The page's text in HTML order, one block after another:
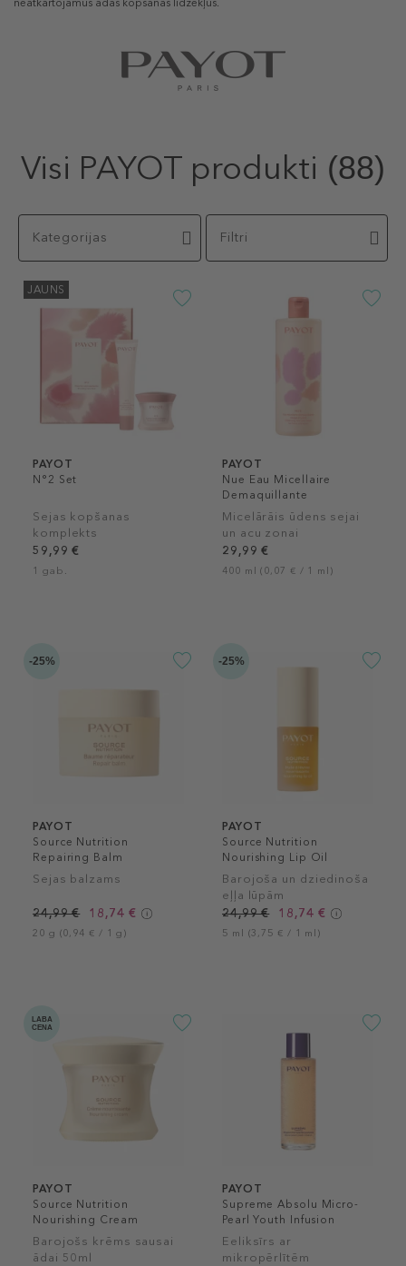
neatkārtojamus ādas kopšanas līdzekļus.
Visi PAYOT produkti (88)
Kategorijas Filtri
JAUNS
PAYOT
N°2 Set
Sejas kopšanas
komplekts
59,99 €
1 gab.
PAYOT
Nue Eau Micellaire
Demaquillante
Micelārāis ūdens sejai
un acu zonai
29,99 €
400 ml (0,07 € / 1 ml)
-25%
PAYOT
Source Nutrition
Repairing Balm
Sejas balzams
24,99 € 18,74 €
20 g (0,94 € / 1 g)
-25%
PAYOT
Source Nutrition
Nourishing Lip Oil
Barojoša un dziedinoša
eļļa lūpām
24,99 €
18,74 €
5 ml (3,75 € / 1 ml)
LABA
CENA
PAYOT
Source Nutrition
Nourishing Cream
Barojošs krēms sausai
ādai 50ml
PAYOT
Supreme Absolu Micro-
Pearl Youth Infusion
Eeliksīrs ar
mikropērlītēm